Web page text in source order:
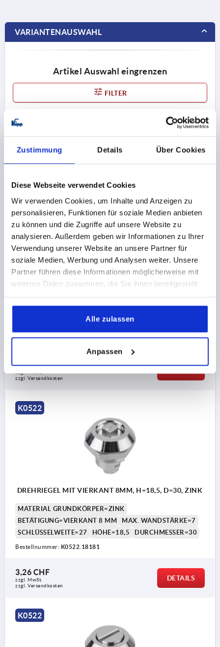
Zustimmung Details Über Cookies
Diese Webseite verwendet Cookies
Wir verwenden Cookies, um Inhalte und Anzeigen zu
personalisieren, Funktionen für soziale Medien anbieten
zu können und die Zugriffe auf unsere Website zu
analysieren. Außerdem geben wir Informationen zu Ihrer
Verwendung unserer Website an unsere Partner für
soziale Medien, Werbung und Analysen weiter. Unsere
Partner führen diese Informationen möglicherweise mit
weiteren Daten zusammen, die Sie ihnen bereitgestellt
gesammelt haben.
Alle zulassen
Anpassen
VARIANTENAUSWAHL
Artikel Auswahl eingrenzen
FILTER
a) Vierkant 7 mm
f) Dreikant 7 mm
K0522
DREHRIEGEL MIT VIERKANT 7MM, H=18,5, D=30, ZINK
Bestellnummer:K0522.17181
3,26 CHF
zzgl. Versandkosten
K0522
DREHRIEGEL MIT VIERKANT 8MM, H=18,5, D=30, ZINK
MATERIAL GRUNDKÖRPER=ZINK
BETÄTIGUNG=VIERKANT 8 MM
MAX. WANDSTÄRKE=7
SCHLÜSSELWEITE=27
HÖHE=18,5 DURCHMESSER=30
Bestellnummer: K0522.18181
3,26 CHF
zzgl. MwSt.
zzgl. Versandkosten
DETAILS
K0522